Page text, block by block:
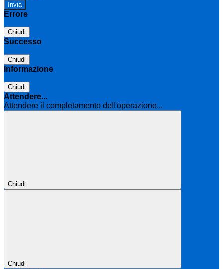
Errore
Chiudi
Successo
Chiudi
Informazione
Chiudi
Attendere...
Attendere il completamento dell'operazione...
Chiudi
Chiudi